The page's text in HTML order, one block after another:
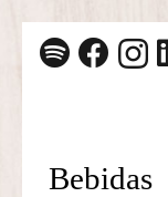
Bebidas